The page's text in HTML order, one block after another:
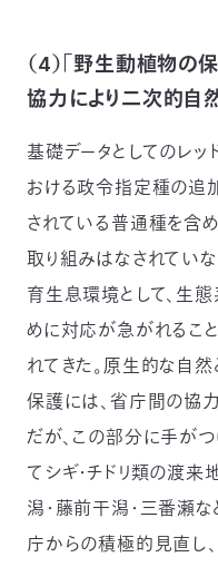
（4）「野生動植物の
協力により二次的自
基礎データとしてのレ
おける政令指定種の追
されている普通種を含
取り組みはなされてい
育生息環境として、生
めに対応が急がれるこ
れてきた。原生的な自
保護には、省庁間の協
だが、この部分に手が
てシギ・チドリ類の渡
潟・藤前干潟・三番瀬
庁からの積極的見直し